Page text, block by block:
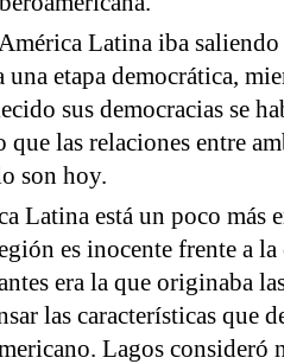
Latina iba
etapa democrática,
sus democracias se
las relaciones entre
son hoy.
Latina está un poco más
es inocente frente a
era la que originaba
las características que
Lagos consideró